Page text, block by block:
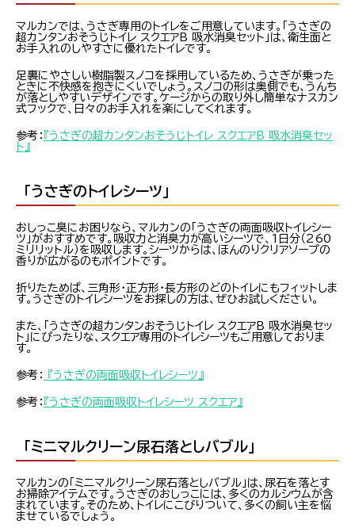
マルカンでは、うさぎ専用のトイレをご用意しています。「うさぎの
超カンタンおそうじトイレ スクエアB 吸水消臭セット」は、衛生面と
お手入れのしやすさに優れたトイレです。
足裏にやさしい樹脂製スノコを採用しているため、うさぎが乗った
ときに不快感を抱きにくいでしょう。スノコの形は奥側でも、うんち
が落としやすいデザインです。ケージからの取り外し簡単なナスカン
式フックで、日々のお手入れを楽にしてくれます。
参考： 『うさぎの超カンタンおそうじトイレ スクエアB 吸水消臭セッ
ト』
「うさぎのトイレシーツ」
おしっこ臭にお困りなら、マルカンの「うさぎの両面吸収トイレシー
ツ」がおすすめです。吸収力と消臭力が高いシーツで、1日分（260
ミリリットル）を吸収します。シーツからは、ほんのりクリアソープの
香りが広がるのもポイントです。
折りたためば、三角形・正方形・長方形のどのトイレにもフィットしま
す。うさぎのトイレシーツをお探しの方は、ぜひお試しください。
また、「うさぎの超カンタンおそうじトイレ スクエアB 吸水消臭セッ
ト」にぴったりな、スクエア専用のトイレシーツもご用意しておりま
す。
参考： 『うさぎの両面吸収トイレシーツ』
参考： 『うさぎの両面吸収トイレシーツ スクエア』
「ミニマルクリーン尿石落としバブル」
マルカンの「ミニマルクリーン尿石落としバブル」は、尿石を落とす
お掃除アイテムです。うさぎのおしっこには、多くのカルシウムが含
まれています。そのため、トイレにこびりついて、多くの飼い主を悩
ませているでしょう。